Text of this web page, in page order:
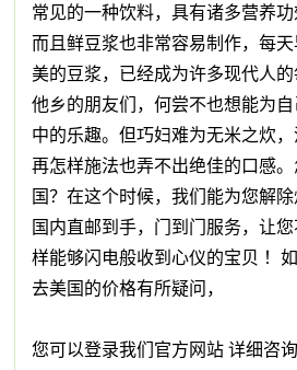
常见的一种饮料，具有诸多营养功
而且鲜豆浆也非常容易制作，每
美的豆浆，已经成为许多现代人
他乡的朋友们，何尝不也想能为
中的乐趣。但巧妇难为无米之炊，
再怎样施法也弄不出绝佳的口感
国？在这个时候，我们能为您解
国内直邮到手，门到门服务，让
样能够闪电般收到心仪的宝贝 ！
去美国的价格有所疑问，
您可以登录我们官方网站 详细咨